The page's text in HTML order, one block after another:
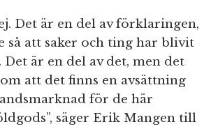
Det är en del av förklaringen,
så att saker och ting har blivit
är en del av det, men det
att det finns en avsättning
för de här
säger Erik Mangen till